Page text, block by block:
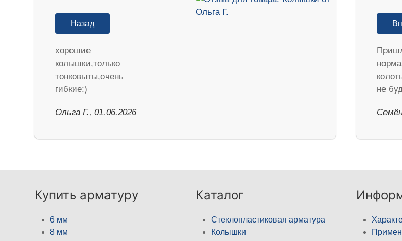
Назад
хорошие
колышки,только
тонковыты,очень
гибкие:)
Ольга Г., 01.06.2026
не
Купить арматуру
6 мм
8 мм
Каталог
Стеклопластиковая арматура
Колышки